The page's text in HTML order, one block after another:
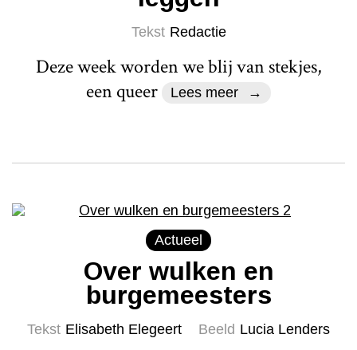
Tekst Redactie
Deze week worden we blij van stekjes,
een queer
Lees meer
Actueel
Over wulken en
burgemeesters
Tekst Elisabeth Elegeert Beeld Lucia Lenders